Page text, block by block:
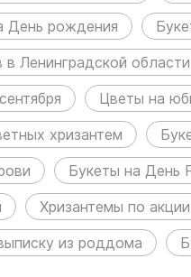
День рождения
Ленинградской области
Цветы на
хризантем
Букеты на День
Хризантемы по акции
из роддома